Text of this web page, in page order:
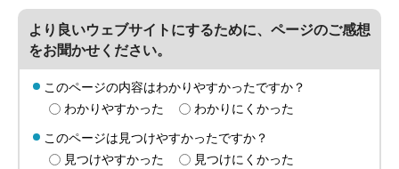
より良いウェブサイトにするために、ページのご感想
をお聞かせください。
このページの内容はわかりやすかったですか？
わかりやすかった
わかりにくかった
このページは見つけやすかったですか？
見つけやすかった
見つけにくかった